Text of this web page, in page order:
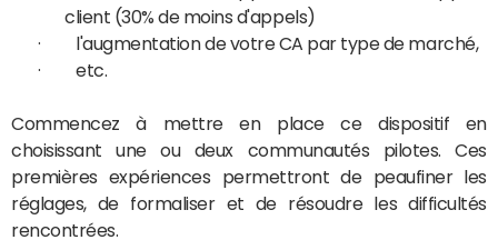
client (30% de moins d'appels)
· l'augmentation de votre CA par type de marché,
· etc.
Commencez à mettre en place ce dispositif en
choisissant une ou deux communautés pilotes. Ces
premières expériences permettront de peaufiner les
réglages, de formaliser et de résoudre les difficultés
rencontrées.